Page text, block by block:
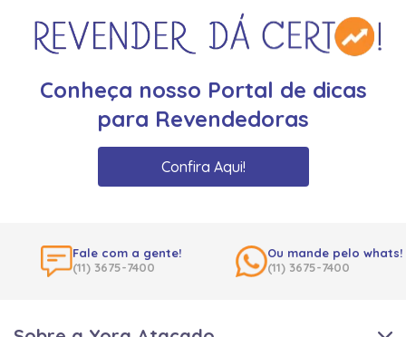
Conheça nosso Portal de dicas
para Revendedoras
Confira Aqui!
Fale com a gente!
(11) 3675-7400
Ou mande pelo whats!
(11) 3675-7400